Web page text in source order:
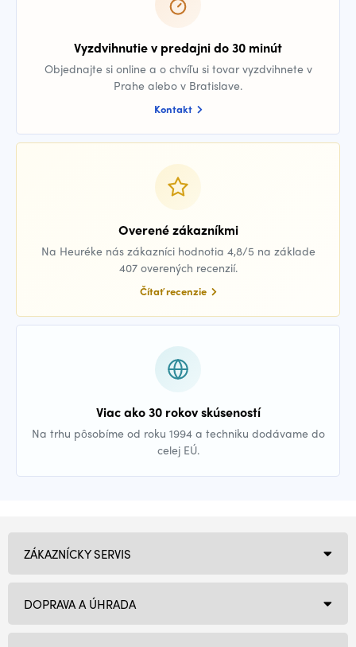
Vyzdvihnutie v predajni do 30 minút
Objednajte si online a o chvíľu si tovar vyzdvihnete v
Prahe alebo v Bratislave.
Kontakt
Overené zákazníkmi
Na Heuréke nás zákazníci hodnotia 4,8/5 na základe
407 overených recenzií.
Čítať recenzie
Viac ako 30 rokov skúseností
Na trhu pôsobíme od roku 1994 a techniku dodávame do
celej EÚ.
ZÁKAZNÍCKY SERVIS
DOPRAVA A ÚHRADA